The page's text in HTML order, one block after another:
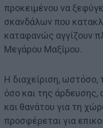
προκειμένου να
σκανδάλων που
καταφανώς αγγίζουν
Μεγάρου Μαξίμου.
Η διαχείριση, ωστόσο,
όσο και της
και θανάτου για τη
προσφέρεται για